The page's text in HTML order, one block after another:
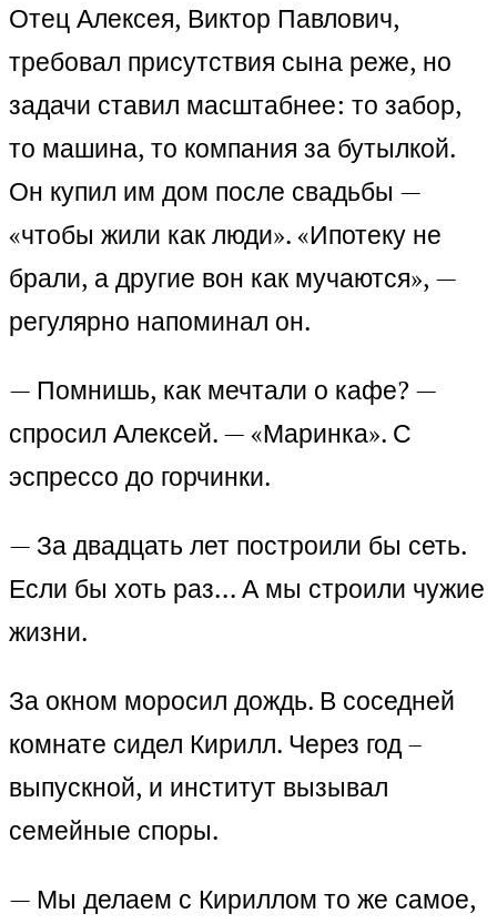
Отец Алексея, Виктор Павлович,
требовал присутствия сына реже, но
задачи ставил масштабнее: то забор,
то машина, то компания за бутылкой.
Он купил им дом после свадьбы —
«чтобы жили как люди». «Ипотеку не
брали, а другие вон как мучаются», —
регулярно напоминал он.
— Помнишь, как мечтали о кафе? —
спросил Алексей. — «Маринка». С
эспрессо до горчинки.
— За двадцать лет построили бы сеть.
Если бы хоть раз… А мы строили чужие
жизни.
За окном моросил дождь. В соседней
комнате сидел Кирилл. Через год –
выпускной, и институт вызывал
семейные споры.
— Мы делаем с Кириллом то же самое,